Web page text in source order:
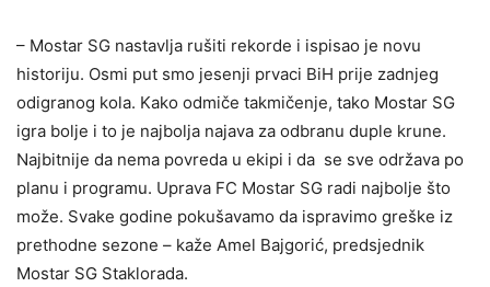
– Mostar SG nastavlja rušiti rekorde i ispisao je novu
historiju. Osmi put smo jesenji prvaci BiH prije zadnjeg
odigranog kola. Kako odmiče takmičenje, tako Mostar SG
igra bolje i to je najbolja najava za odbranu duple krune.
Najbitnije da nema povreda u ekipi i da se sve održava po
planu i programu. Uprava FC Mostar SG radi najbolje što
može. Svake godine pokušavamo da ispravimo greške iz
prethodne sezone – kaže Amel Bajgorić, predsjednik
Mostar SG Staklorada.